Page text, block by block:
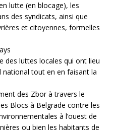
lutte (en blocage), les
des syndicats, ainsi que
et citoyennes, formelles
des luttes locales qui ont lieu
tout en en faisant la
des Zbor à travers le
Blocs à Belgrade contre les
à l’ouest de
ou bien les habitants de